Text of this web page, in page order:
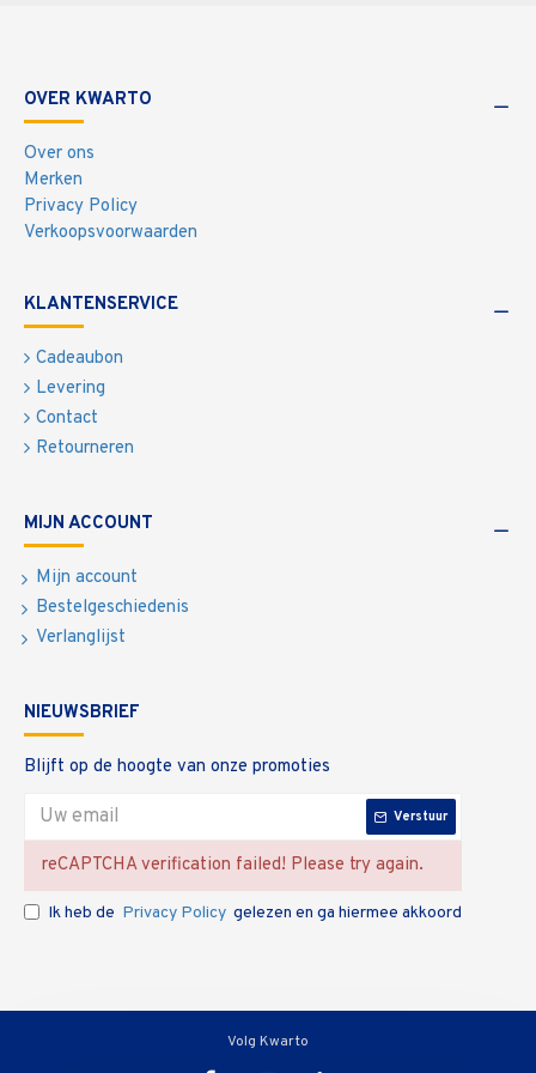
OVER KWARTO
Over ons
Merken
Privacy Policy
Verkoopsvoorwaarden
KLANTENSERVICE
Cadeaubon
Levering
Contact
Retourneren
MIJN ACCOUNT
Mijn account
Bestelgeschiedenis
Verlanglijst
NIEUWSBRIEF
Blijft op de hoogte van onze promoties
Verstuur
reCAPTCHA verification failed! Please try again.
Ik heb de Privacy Policy gelezen en ga hiermee akkoord
Volg Kwarto